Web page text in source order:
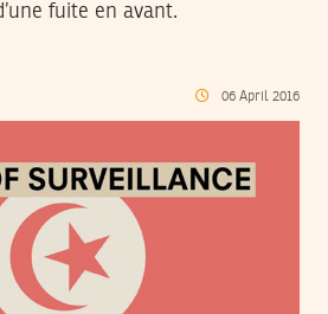
fuite en avant.
06 April 2016